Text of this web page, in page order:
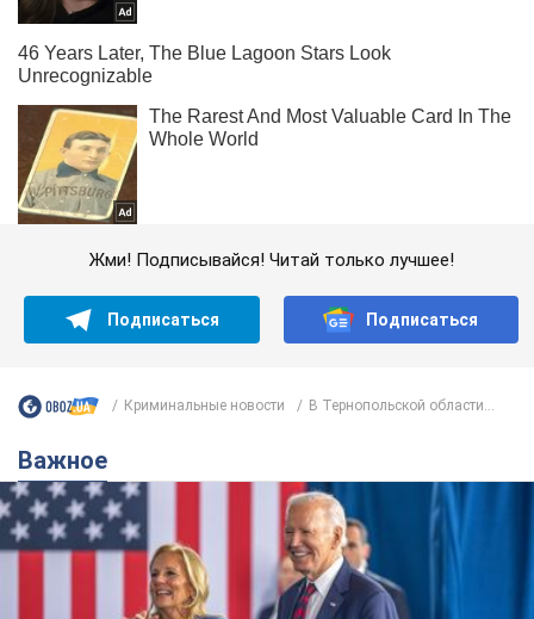
Жми! Подписывайся! Читай только лучшее!
Подписаться Подписаться
Криминальные новости В Тернопольской области...
Важное